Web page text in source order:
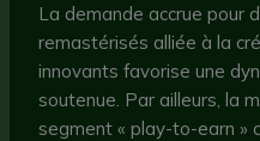
La demande accrue pour
remastérisés alliée à la
innovants favorise une
soutenue. Par ailleurs, la
segment « play-to-earn »